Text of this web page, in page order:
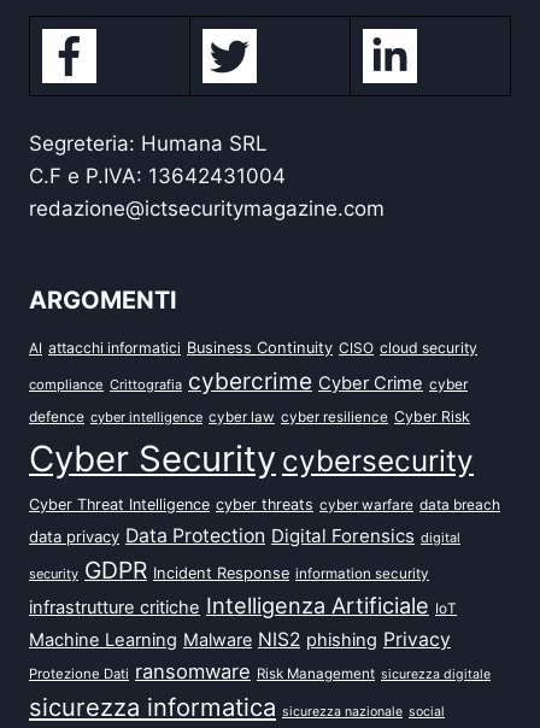
Segreteria: Humana SRL
C.F e P.IVA: 13642431004
redazione@ictsecuritymagazine.com
ARGOMENTI
AI attacchi informatici Business Continuity CISO cloud security
compliance Crittografia cybercrime Cyber Crime cyber
defence cyber intelligence cyber law cyber resilience Cyber Risk
Cyber Security cybersecurity
Cyber Threat Intelligence cyber threats cyber warfare data breach
data privacy Data Protection Digital Forensics digital
security GDPR Incident Response information security
infrastrutture critiche Intelligenza Artificiale IoT
Machine Learning Malware NIS2 phishing Privacy
Protezione Dati ransomware Risk Management sicurezza digitale
sicurezza informatica sicurezza nazionale social